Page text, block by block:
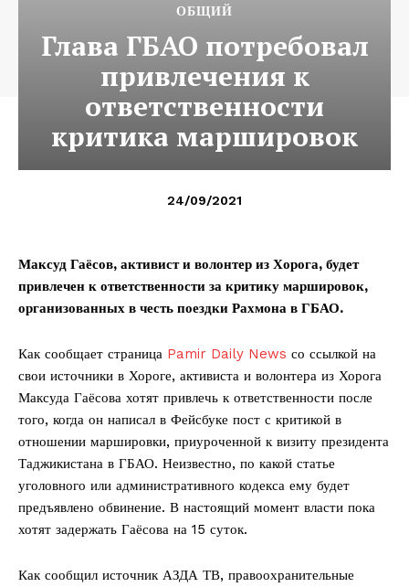
ОБЩИЙ
Глава ГБАО потребовал
привлечения к
ответственности
критика маршировок
24/09/2021
Максуд Гаёсов, активист и волонтер из Хорога, будет
привлечен к ответственности за критику маршировок,
организованных в честь поездки Рахмона в ГБАО.
Как сообщает страница Pamir Daily News со ссылкой на
свои источники в Хороге, активиста и волонтера из Хорога
Максуда Гаёсова хотят привлечь к ответственности после
того, когда он написал в Фейсбуке пост с критикой в
отношении маршировки, приуроченной к визиту президента
Таджикистана в ГБАО. Неизвестно, по какой статье
уголовного или административного кодекса ему будет
предъявлено обвинение. В настоящий момент власти пока
хотят задержать Гаёсова на 15 суток.
Как сообщил источник АЗДА ТВ, правоохранительные